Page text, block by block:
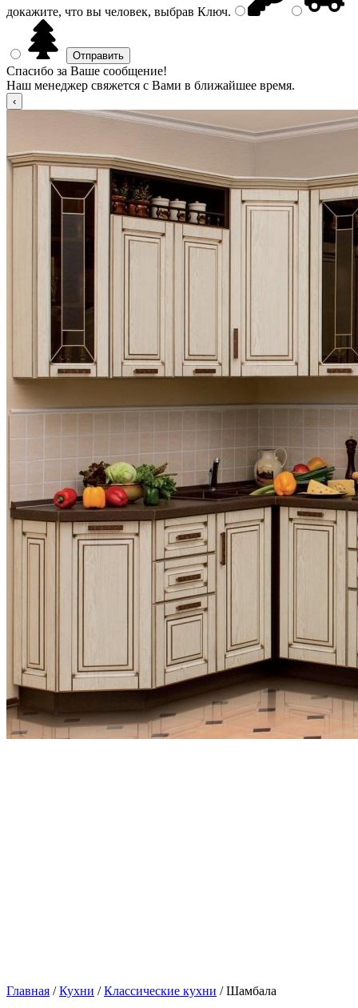
докажите, что вы человек, выбрав Ключ.
Спасибо за Ваше сообщение!
Наш менеджер свяжется с Вами в ближайшее время.
Главная /Кухни /Классические кухни / Шамбала